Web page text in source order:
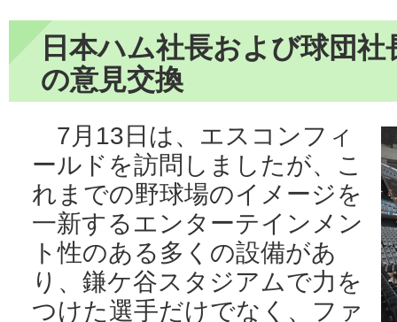
日本ハム社長および球団
の意見交換
7月13日は、エスコンフィ
ールドを訪問しましたが、こ
れまでの野球場のイメージを
一新するエンターテインメン
ト性のある多くの設備があ
り、鎌ケ谷スタジアムで力を
つけた選手だけでなく、ファ